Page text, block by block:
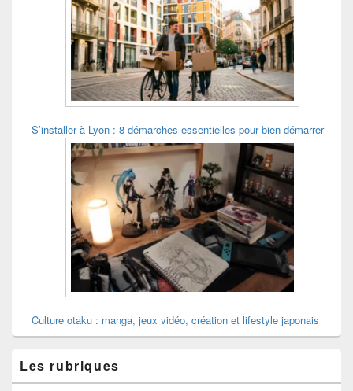
S’installer à Lyon : 8 démarches essentielles pour bien démarrer
Culture otaku : manga, jeux vidéo, création et lifestyle japonais
Les rubriques